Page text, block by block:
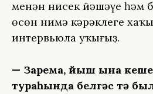
менән нисек йәшәүе һәм
өсөн нимә кәрәклеге
интервьюла уҡығыҙ.
— Зарема, йыш ҡына
тураһында белгәс тә